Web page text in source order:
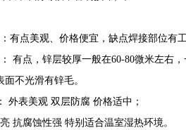
有点美观、价格便宜，缺点焊接部位有
有点，锌层较厚一般在60-80微米左右
不光滑有锌毛。
外表美观 双层防腐 价格适中；
抗腐蚀性强 特别适合温室湿热环境。